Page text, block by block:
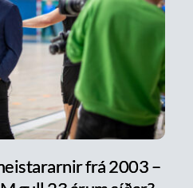
frá 2003 –